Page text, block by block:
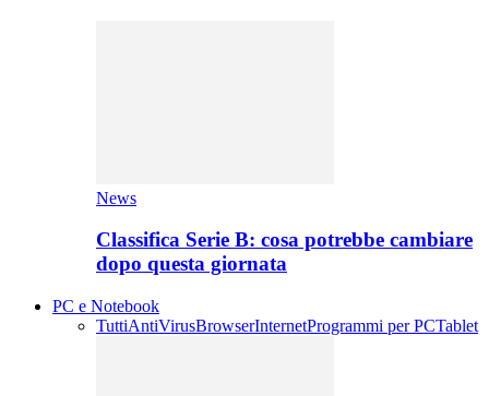
News
Classifica Serie B: cosa potrebbe cambiare
dopo questa giornata
PC e Notebook
TuttiAntiVirusBrowserInternetProgrammi per PCTablet